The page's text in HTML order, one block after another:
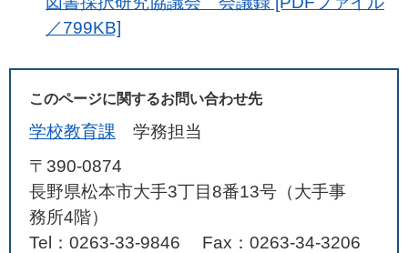
／799KB]
このページに関するお問い合わせ先
学校教育課
学務担当
〒390-0874
長野県松本市大手3丁目8番13号（大手事
務所4階）
Tel：0263-33-9846
Fax：0263-34-3206